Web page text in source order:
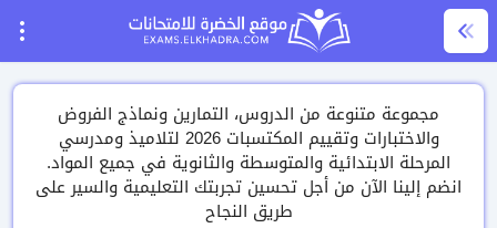
مجموعة متنوعة من الدروس، التمارين ونماذج الفروض
والاختبارات وتقييم المكتسبات 2026 لتلاميذ ومدرسي
المرحلة الابتدائية والمتوسطة والثانوية في جميع المواد.
انضم إلينا الآن من أجل تحسين تجربتك التعليمية والسير على
طريق النجاح